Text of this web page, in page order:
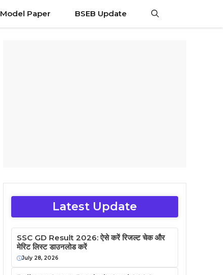
Model Paper BSEB Update
Latest Update
SSC GD Result 2026: ऐसे करें रिजल्ट चेक और
मेरिट लिस्ट डाउनलोड करें
July 28, 2026